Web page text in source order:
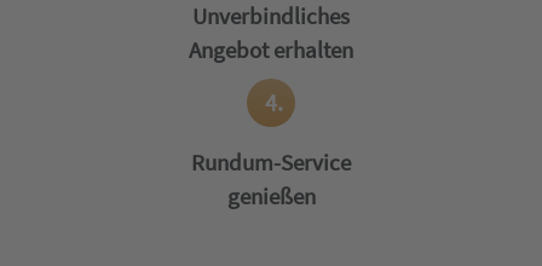
Unverbindliches
Angebot erhalten
4.
Rundum-Service
genießen